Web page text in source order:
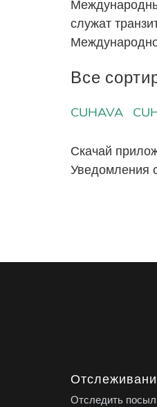
служат
Все
CUHAVA
Скачай
Уведомления
Отследить